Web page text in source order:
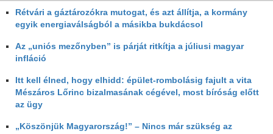
Rétvári a gáztározókra mutogat, és azt állítja, a kormány
egyik energiaválságból a másikba bukdácsol
Az „uniós mezőnyben” is párját ritkítja a júliusi magyar
infláció
Itt kell élned, hogy elhidd: épület-rombolásig fajult a vita
Mészáros Lőrinc bizalmasának cégével, most bíróság előtt
az ügy
„Köszönjük Magyarország!” – Nincs már szükség az